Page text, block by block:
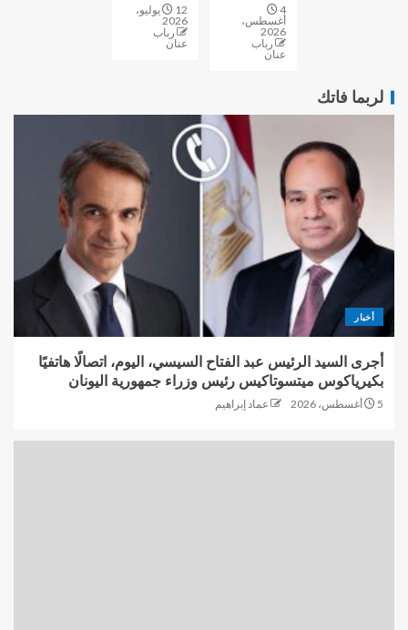
4
أغسطس،
2026
رباب
عنان
12 يوليو،
2026
رباب
عنان
لربما فاتك
أخبار
أجرى السيد الرئيس عبد الفتاح السيسي، اليوم، اتصالًا هاتفيًا
بكيرياكوس ميتسوتاكيس رئيس وزراء جمهورية اليونان
5 أغسطس، 2026 عماد إبراهيم